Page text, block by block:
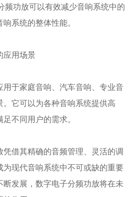
频功放可以有效减少音响系统中的
系统的整体性能。
应用场景
于家庭音响、汽车音响、专业音
它可以为各种音响系统提供高
不同用户的需求。
借其精确的音频管理、灵活的调
现代音响系统中不可或缺的重要
发展，数字电子分频功放将在未